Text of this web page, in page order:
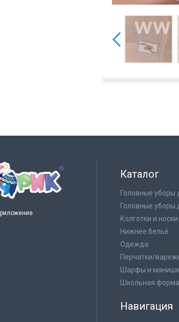
Каталог
Головные уборы
Головные уборы
Колготки и носки
Нижнее бельё
Одежда
Перчатки/
Шарфы и
Школьная форма
Навигация